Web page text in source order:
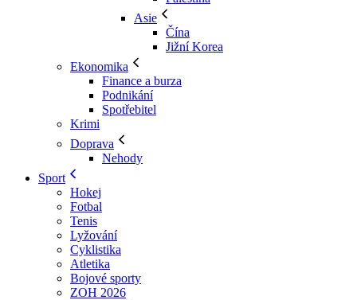
Asie
Čína
Jižní Korea
Ekonomika
Finance a burza
Podnikání
Spotřebitel
Krimi
Doprava
Nehody
Sport
Hokej
Fotbal
Tenis
Lyžování
Cyklistika
Atletika
Bojové sporty
ZOH 2026